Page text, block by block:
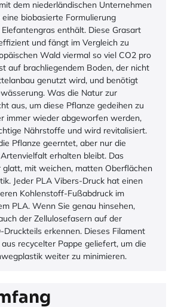
dem niederländischen Unternehmen
biobasierte Formulierung
enthält. Diese Grasart
und fängt im Vergleich zu
Wald viermal so viel CO2 pro
auf brachliegendem Boden, der nicht
genutzt wird, und benötigt
Was die Natur zur
aus, um diese Pflanze gedeihen zu
immer wieder abgeworfen werden,
Nährstoffe und wird revitalisiert.
Pflanze geerntet, aber nur die
erhalten bleibt. Das
glatt, mit weichen, matten Oberflächen
Jeder PLA Vibers-Druck hat einen
Kohlenstoff-Fußabdruck im
PLA. Wenn Sie genau hinsehen,
der Zellulosefasern auf der
Druckteils erkennen. Dieses Filament
recycelter Pappe geliefert, um die
weiter zu minimieren.